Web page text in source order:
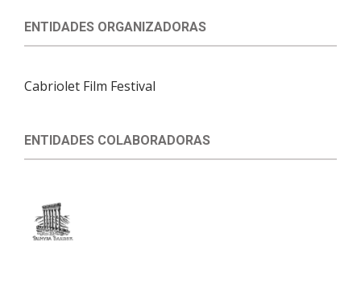
ENTIDADES ORGANIZADORAS
Cabriolet Film Festival
ENTIDADES COLABORADORAS